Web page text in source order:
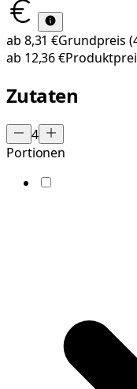
ab 8,31 €Grundpreis
ab 12,36 €
Zutaten
4
Portionen